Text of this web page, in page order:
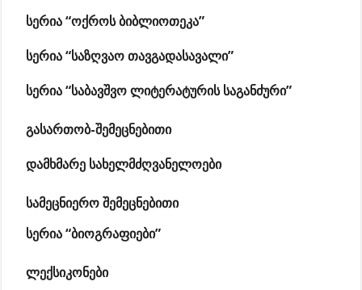
სერია “ოქროს ბიბლიოთეკა”
სერია “საზღვაო თავგადასავალი”
სერია “საბავშვო ლიტერატურის საგანძური”
გასართობ-შემეცნებითი
დამხმარე სახელმძღვანელოები
სამეცნიერო შემეცნებითი
სერია “ბიოგრაფიები”
ლექსიკონები